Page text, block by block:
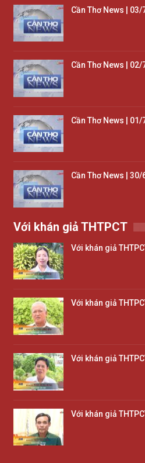
Cần Thơ News |
Cần Thơ News |
Cần Thơ News |
Cần Thơ News |
Với khán giả THTPCT
Với khán giả
Với khán giả
Với khán giả
Với khán giả